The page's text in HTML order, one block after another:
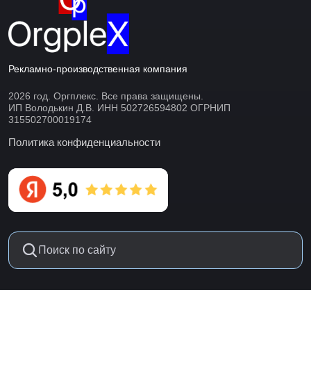
Рекламно-производственная компания
2026 год. Оргплекс. Все права защищены.
ИП Володькин Д.В. ИНН 502726594802 ОГРНИП
315502700019174
Политика конфиденциальности